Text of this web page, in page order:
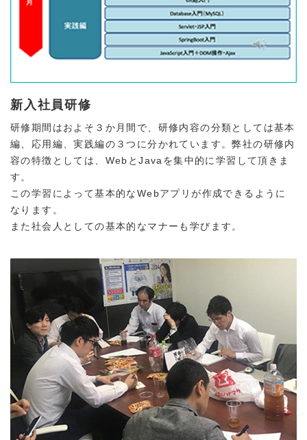
新入社員研修
研修期間はおよそ３か月間で、研修内容の分類としては基本
編、応用編、実践編の３つに分かれています。弊社の研修内
容の特徴としては、WebとJavaを集中的に学習して頂きま
す。
この学習によって基本的なWebアプリが作成できるように
なります。
また社会人としての基本的なマナーも学びます。